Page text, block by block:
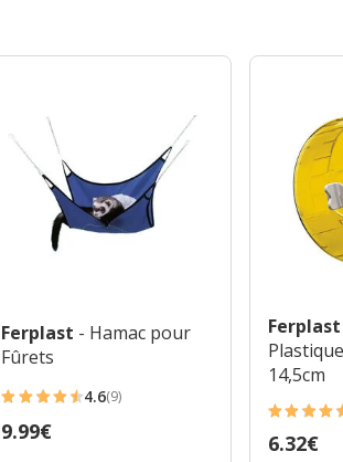
Ferplast - Hamac pour
Fûrets
4.6
étoiles
4.6(9)
Prix
9.99€
Ferplast
14,5cm
4.5
étoiles
Prix
6.32€